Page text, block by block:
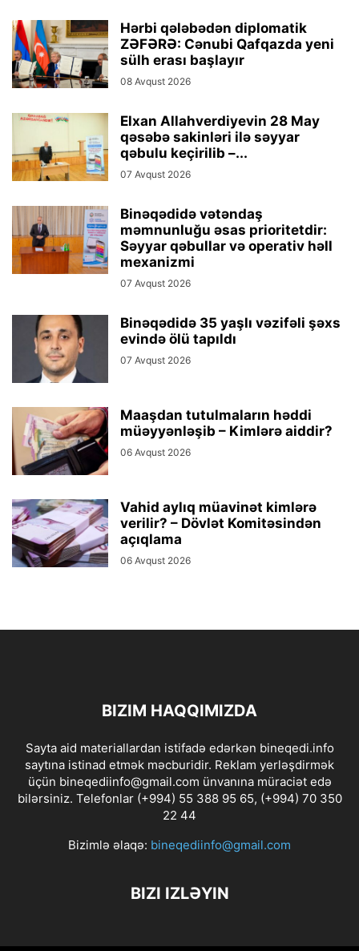
Hərbi qələbədən diplomatik
ZƏFƏRƏ: Cənubi Qafqazda yeni
sülh erası başlayır
08 Avqust 2026
Elxan Allahverdiyevin 28 May
qəsəbə sakinləri ilə səyyar
qəbulu keçirilib –...
07 Avqust 2026
Binəqədidə vətəndaş
məmnunluğu əsas prioritetdir:
Səyyar qəbullar və operativ həll
mexanizmi
07 Avqust 2026
Binəqədidə 35 yaşlı vəzifəli şəxs
evində ölü tapıldı
07 Avqust 2026
Maaşdan tutulmaların həddi
müəyyənləşib – Kimlərə aiddir?
06 Avqust 2026
Vahid aylıq müavinət kimlərə
verilir? – Dövlət Komitəsindən
açıqlama
06 Avqust 2026
BIZIM HAQQIMIZDA
Sayta aid materiallardan istifadə edərkən bineqedi.info
saytına istinad etmək məcburidir. Reklam yerləşdirmək
üçün bineqediinfo@gmail.com ünvanına müraciət edə
bilərsiniz. Telefonlar (+994) 55 388 95 65, (+994) 70 350
22 44
Bizimlə əlaqə: bineqediinfo@gmail.com
BIZI IZLƏYIN